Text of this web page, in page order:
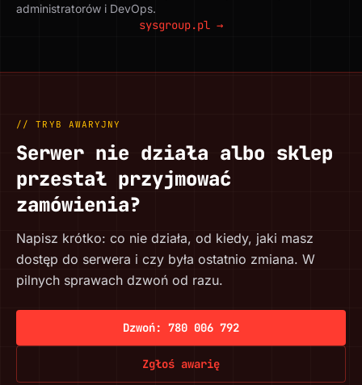
administratorów i DevOps.
sysgroup.pl →
// TRYB AWARYJNY
Serwer nie działa albo sklep
przestał przyjmować
zamówienia?
Napisz krótko: co nie działa, od kiedy, jaki masz
dostęp do serwera i czy była ostatnio zmiana. W
pilnych sprawach dzwoń od razu.
Dzwoń: 780 006 792
Zgłoś awarię